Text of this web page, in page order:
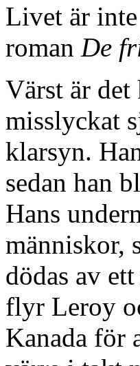
Livet är
roman De
Värst är
misslyckat
klarsyn.
sedan han
Hans
människor,
dödas av
flyr Leroy
Kanada för